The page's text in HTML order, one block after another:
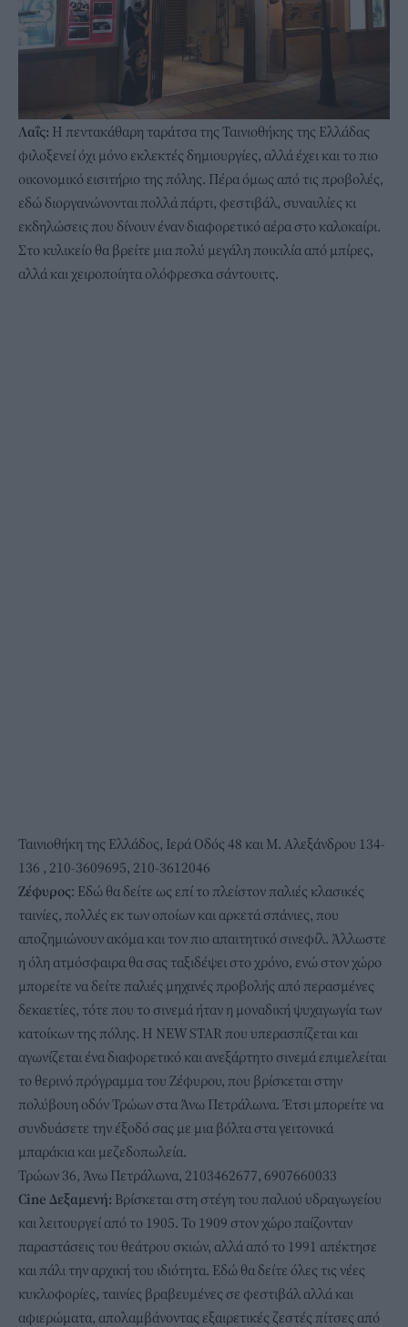
Λαΐς: Η πεντακάθαρη ταράτσα της Ταινιοθήκης της Ελλάδας
φιλοξενεί όχι μόνο εκλεκτές δημιουργίες, αλλά έχει και το πιο
οικονομικό εισιτήριο της πόλης. Πέρα όμως από τις προβολές,
εδώ διοργανώνονται πολλά πάρτι, φεστιβάλ, συναυλίες κι
εκδηλώσεις που δίνουν έναν διαφορετικό αέρα στο καλοκαίρι.
Στο κυλικείο θα βρείτε μια πολύ μεγάλη ποικιλία από μπίρες,
αλλά και χειροποίητα ολόφρεσκα σάντουιτς.
Ταινιοθήκη της Ελλάδος, Ιερά Οδός 48 και Μ. Αλεξάνδρου 134-
136 , 210-3609695, 210-3612046
Ζέφυρος: Εδώ θα δείτε ως επί το πλείστον παλιές κλασικές
ταινίες, πολλές εκ των οποίων και αρκετά σπάνιες, που
αποζημιώνουν ακόμα και τον πιο απαιτητικό σινεφίλ. Άλλωστε
η όλη ατμόσφαιρα θα σας ταξιδέψει στο χρόνο, ενώ στον χώρο
μπορείτε να δείτε παλιές μηχανές προβολής από περασμένες
δεκαετίες, τότε που το σινεμά ήταν η μοναδική ψυχαγωγία των
κατοίκων της πόλης. Η NEW STAR που υπερασπίζεται και
αγωνίζεται ένα διαφορετικό και ανεξάρτητο σινεμά επιμελείται
το θερινό πρόγραμμα του Ζέφυρου, που βρίσκεται στην
πολύβουη οδόν Τρώων στα Άνω Πετράλωνα. Έτσι μπορείτε να
συνδυάσετε την έξοδό σας με μια βόλτα στα γειτονικά
μπαράκια και μεζεδοπωλεία.
Τρώων 36, Άνω Πετράλωνα, 2103462677, 6907660033
Cine Δεξαμενή: Βρίσκεται στη στέγη του παλιού υδραγωγείου
και λειτουργεί από το 1905. Το 1909 στον χώρο παίζονταν
παραστάσεις του θεάτρου σκιών, αλλά από το 1991 απέκτησε
και πάλι την αρχική του ιδιότητα. Εδώ θα δείτε όλες τις νέες
κυκλοφορίες, ταινίες βραβευμένες σε φεστιβάλ αλλά και
αφιερώματα, απολαμβάνοντας εξαιρετικές ζεστές πίτσες από